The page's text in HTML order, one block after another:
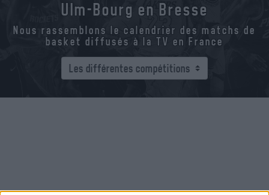
Ulm-Bourg en Bresse
Nous rassemblons le calendrier des matchs de
basket diffusés à la TV en France